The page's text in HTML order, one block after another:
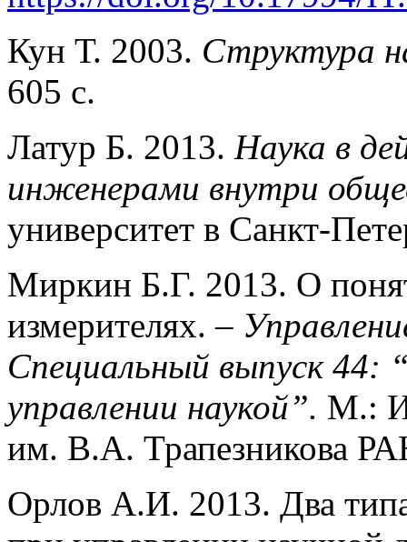
Кун Т. 2003. Структура
605 с.
Латур Б. 2013. Наука в
инженерами внутри
университет в Санкт-
Миркин Б.Г. 2013. О
измерителях. –
Специальный выпуск 44:
управлении наукой”. М.:
им. В.А. Трапезникова
Орлов А.И. 2013. Два